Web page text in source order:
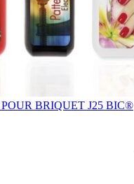
BRIQUET J25 BIC®